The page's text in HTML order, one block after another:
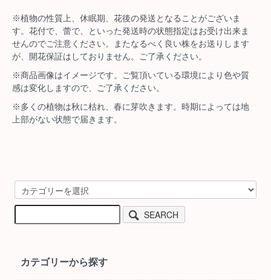
※植物の性質上、休眠期、花後の発送となることがございま
す。花付で、蕾で、といった発送時の状態指定はお受け出来ま
せんのでご注意ください。またなるべく良い株をお送りします
が、開花保証はしておりません。ご了承ください。
※商品画像はイメージです。ご覧頂いている環境により色や質
感は変化しますので、ご了承ください。
※多くの植物は秋に枯れ、春に芽吹きます。時期によっては地
上部がない状態で届きます。
SEARCH
カテゴリーから探す